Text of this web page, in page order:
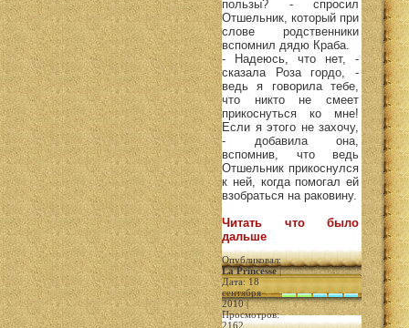
пользы? - спросил
Отшельник, который при
слове родственники
вспомнил дядю Краба.
- Надеюсь, что нет, -
сказала Роза гордо, -
ведь я говорила тебе,
что никто не смеет
прикоснуться ко мне!
Если я этого не захочу,
- добавила она,
вспомнив, что ведь
Отшельник прикоснулся
к ней, когда помогал ей
взобраться на раковину.
Читать что было
дальше
Опубликовал:
La Princesse|
Дата: 18
сентября
2010 |
Просмотров:
2162